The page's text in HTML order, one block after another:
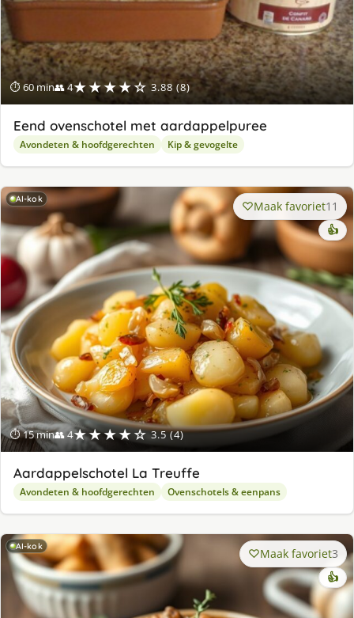
⏱ 60 min👥 4★★★★☆ 3.88 (8)
Eend ovenschotel met aardappelpuree
Avondeten & hoofdgerechten Kip & gevogelte
AI-kok
⏱ 15 min👥 4★★★★☆ 3.5 (4)
Maak favoriet11
👍
Aardappelschotel La Treuffe
Avondeten & hoofdgerechten Ovenschotels & eenpans
AI-kok Maak favoriet3
👍